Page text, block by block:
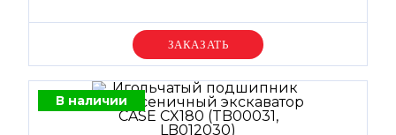
Уточняйте цену
В наличии